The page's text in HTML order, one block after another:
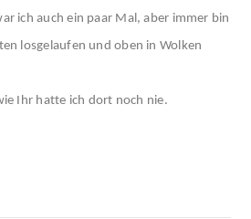
ich auch ein paar Mal, aber immer bin
losgelaufen und oben in Wolken
Ihr hatte ich dort noch nie.